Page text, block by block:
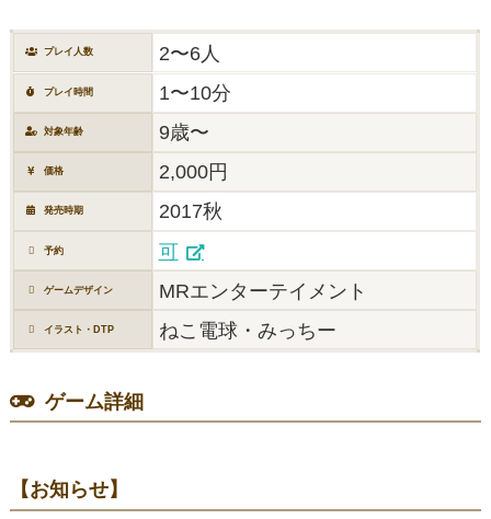
プレイ人数 2〜6人
プレイ時間 1〜10分
対象年齢 9歳〜
価格 2,000円
発売時期 2017秋
予約 可
ゲームデザイン MRエンターテイメント
イラスト・DTP ねこ電球・みっちー
ゲーム詳細
【お知らせ】